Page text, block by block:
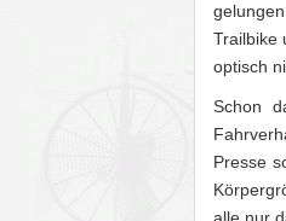
Trailbike
optisch
Schon
Presse